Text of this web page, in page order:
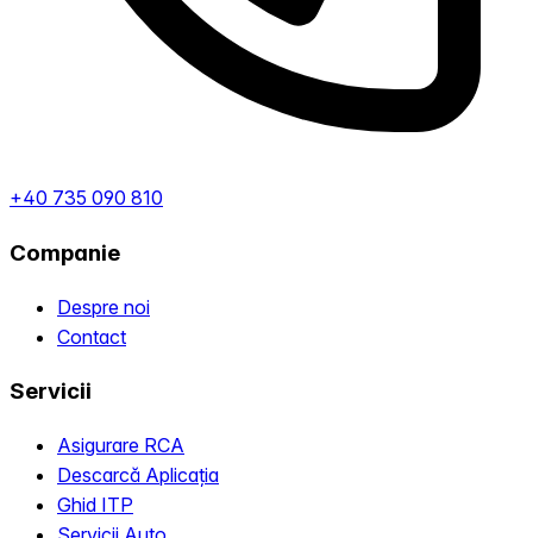
+40 735 090 810
Companie
Despre noi
Contact
Servicii
Asigurare RCA
Descarcă Aplicația
Ghid ITP